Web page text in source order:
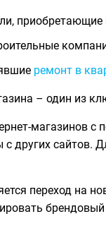
приобретающие
ремонт в
– один из
магазинов
других сайтов.
переход на